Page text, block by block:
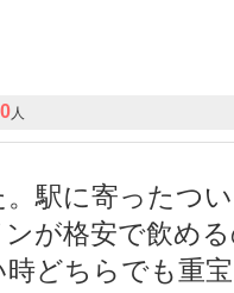
0人
駅に寄ったつ
が格安で飲め
どちらでも重